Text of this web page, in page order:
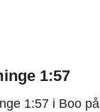
1:57
1:57 i Boo på